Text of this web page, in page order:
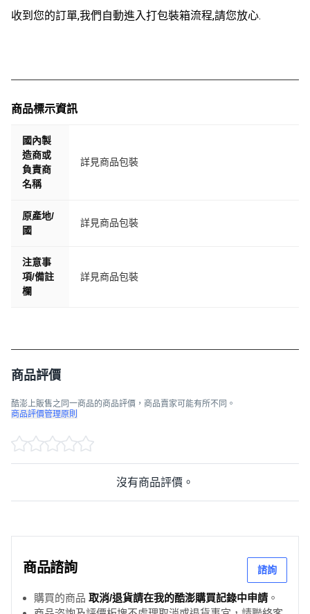
收到您的訂單,我們自動進入打包裝箱流程,請您放心.
商品標示資訊
國內製
造商或
負責商
名稱
詳見商品包裝
原產地/
國
詳見商品包裝
注意事
項/備註
欄
詳見商品包裝
商品評價
酷澎上販售之同一商品的商品評價，商品賣家可能有所不同。
商品評價管理原則
沒有商品評價。
商品諮詢 諮詢
購買的商品 取消/退貨請在我的酷澎購買記錄中申請 。